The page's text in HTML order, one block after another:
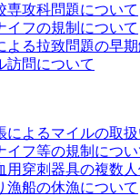
専攻科問題について
イフの規制について
よる拉致問題の早
訪問について
によるマイルの取
イフ等の規制につい
用穿刺器具の複数
漁船の休漁について